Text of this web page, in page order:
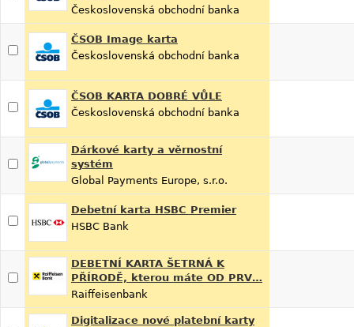
Československá obchodní banka
ČSOB Image karta
Československá obchodní banka
ČSOB KARTA DOBRÉ VŮLE
Československá obchodní banka
Dárkové karty a věrnostní
systém
Global Payments Europe, s.r.o.
Debetní karta HSBC Premier
HSBC Bank
DEBETNÍ KARTA ŠETRNÁ K
PŘÍRODĚ, kterou máte OD PRV…
Raiffeisenbank
Digitalizace nové platební karty